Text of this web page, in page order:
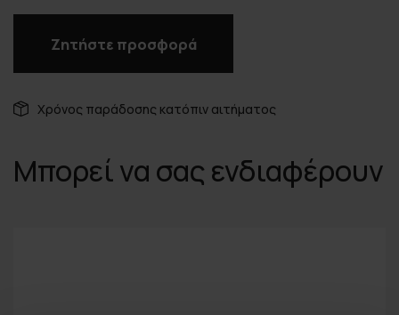
Ζητήστε προσφορά
Χρόνος παράδοσης κατόπιν αιτήματος
Μπορεί να σας ενδιαφέρουν